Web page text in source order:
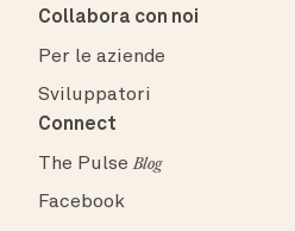
Collabora con noi
Per le aziende
Sviluppatori
Connect
The PulseBlog
Facebook